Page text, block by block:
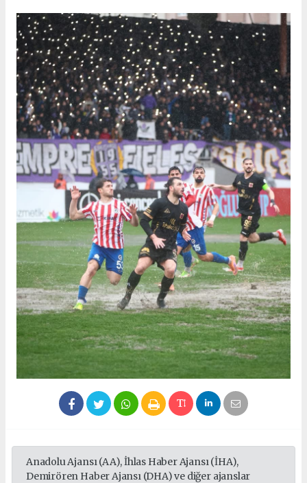
Anadolu Ajansı (AA), İhlas Haber Ajansı (İHA),
Demirören Haber Ajansı (DHA) ve diğer ajanslar